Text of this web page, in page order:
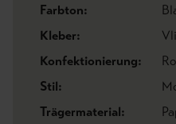
Farbton:
Kleber:
Konfektionierung:
Stil:
Trägermaterial: